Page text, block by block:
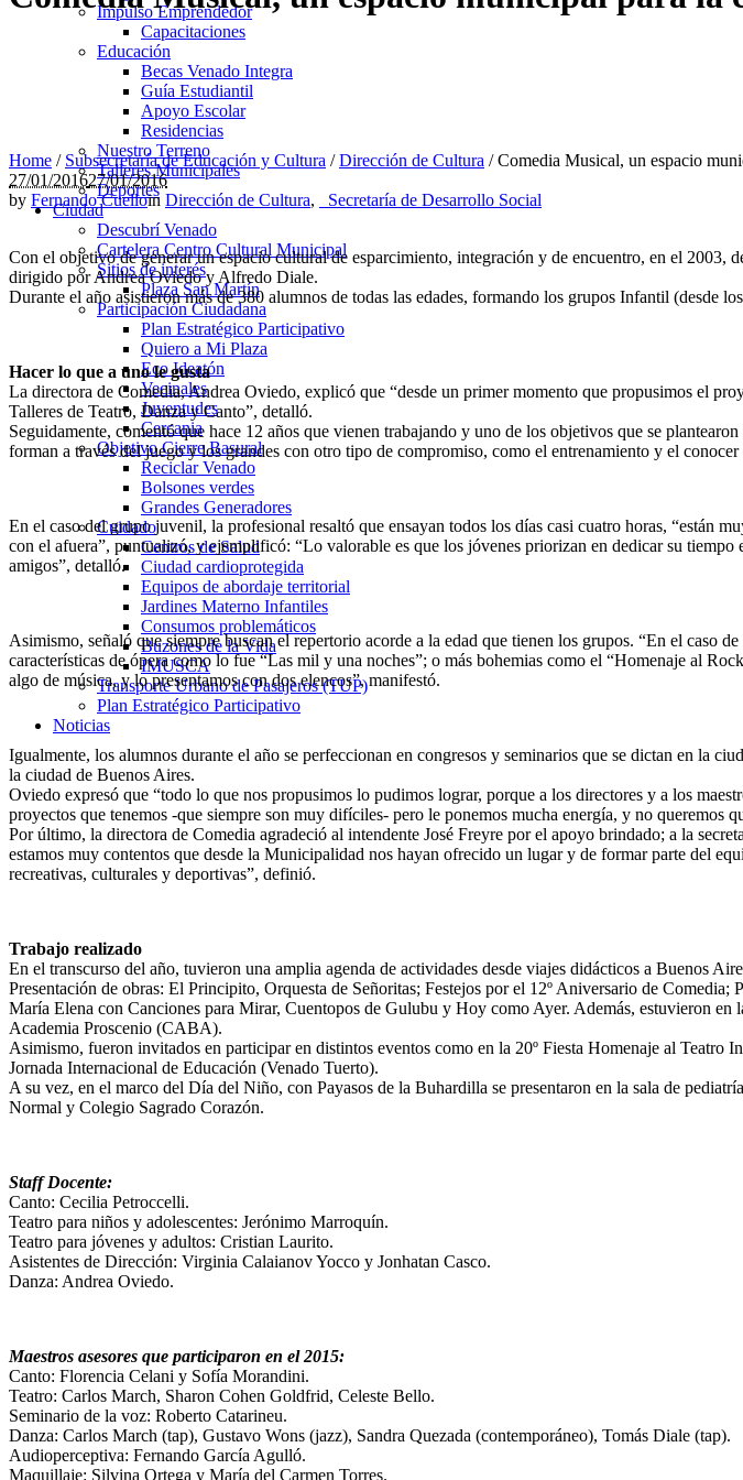
Impulso Emprendedor
Capacitaciones
Educación
Becas Venado Integra
Guía Estudiantil
Apoyo Escolar
Residencias
Nuestro Terreno
Talleres Municipales
Deportes
Ciudad
Descubrí Venado
Cartelera Centro Cultural Municipal
Sitios de interés
Plaza San Martín
Participación Ciudadana
Plan Estratégico Participativo
Quiero a Mi Plaza
Eco Ideatón
Vecinales
Juventudes
Cercania
Objetivo Cierre Basural
Reciclar Venado
Bolsones verdes
Grandes Generadores
Cuidado
Centros de Salud
Ciudad cardioprotegida
Equipos de abordaje territorial
Jardines Materno Infantiles
Consumos problemáticos
Buzones de la Vida
IMUSCA
Transporte Urbano de Pasajeros (TUP)
Plan Estratégico Participativo
Noticias
Home / Subsecretaría de Educación y Cultura /Dirección de Cultura /Comedia Musical, un espacio
27/01/201627/01/2016
by Fernando Cuelloin Dirección de Cultura, _Secretaría de Desarrollo Social
Con el objetivo de generar un espacio cultural de esparcimiento, integración y de encuentro, en el
dirigido por Andrea Oviedo y Alfredo Diale.
Durante el año asistieron más de 380 alumnos de todas las edades, formando los grupos Infantil (desde
Hacer lo que a uno le gusta
La directora de Comedia, Andrea Oviedo, explicó que “desde un primer momento que propusimos el
Talleres de Teatro, Danza y Canto”, detalló.
Seguidamente, comentó que hace 12 años que vienen trabajando y uno de los objetivos que se
forman a través del juego y los grandes con otro tipo de compromiso, como el entrenamiento y el conocer
En el caso del grupo juvenil, la profesional resaltó que ensayan todos los días casi cuatro horas, “están
con el afuera”, puntualizó, y ejemplificó: “Lo valorable es que los jóvenes priorizan en dedicar su
amigos”, detalló.
Asimismo, señaló que siempre buscan el repertorio acorde a la edad que tienen los grupos. “En el caso
características de ópera como lo fue “Las mil y una noches”; o más bohemias como el “Homenaje al
algo de música, y lo presentamos con dos elencos”, manifestó.
Igualmente, los alumnos durante el año se perfeccionan en congresos y seminarios que se dictan en la
la ciudad de Buenos Aires.
Oviedo expresó que “todo lo que nos propusimos lo pudimos lograr, porque a los directores y a los
proyectos que tenemos -que siempre son muy difíciles- pero le ponemos mucha energía, y no queremos
Por último, la directora de Comedia agradeció al intendente José Freyre por el apoyo brindado; a la
estamos muy contentos que desde la Municipalidad nos hayan ofrecido un lugar y de formar parte del
recreativas, culturales y deportivas”, definió.
Trabajo realizado
En el transcurso del año, tuvieron una amplia agenda de actividades desde viajes didácticos a Buenos
Presentación de obras: El Principito, Orquesta de Señoritas; Festejos por el 12º Aniversario de
María Elena con Canciones para Mirar, Cuentopos de Gulubu y Hoy como Ayer. Además, estuvieron
Academia Proscenio (CABA).
Asimismo, fueron invitados en participar en distintos eventos como en la 20º Fiesta Homenaje al
Jornada Internacional de Educación (Venado Tuerto).
A su vez, en el marco del Día del Niño, con Payasos de la Buhardilla se presentaron en la sala de
Normal y Colegio Sagrado Corazón.
Staff Docente:
Canto: Cecilia Petroccelli.
Teatro para niños y adolescentes: Jerónimo Marroquín.
Teatro para jóvenes y adultos: Cristian Laurito.
Asistentes de Dirección: Virginia Calaianov Yocco y Jonhatan Casco.
Danza: Andrea Oviedo.
Maestros asesores que participaron en el 2015:
Canto: Florencia Celani y Sofía Morandini.
Teatro: Carlos March, Sharon Cohen Goldfrid, Celeste Bello.
Seminario de la voz: Roberto Catarineu.
Danza: Carlos March (tap), Gustavo Wons (jazz), Sandra Quezada (contemporáneo), Tomás Diale (tap).
Audioperceptiva: Fernando García Agulló.
Maquillaje: Silvina Ortega y María del Carmen Torres.